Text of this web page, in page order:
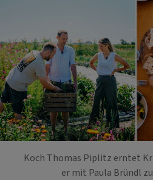
Koch Thomas Piplitz erntet
er mit Paula Bründl